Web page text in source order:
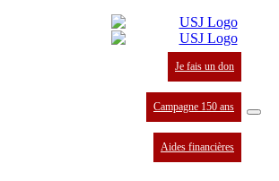
Je fais un don
Campagne 150 ans
Aides financières